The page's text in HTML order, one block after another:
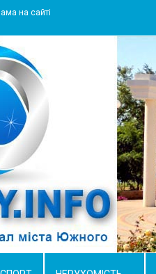
на сайті
города Южный